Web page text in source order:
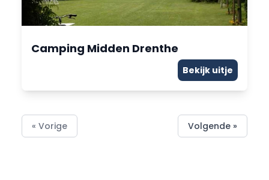
Camping Midden Drenthe
Bekijk uitje
« Vorige Volgende »